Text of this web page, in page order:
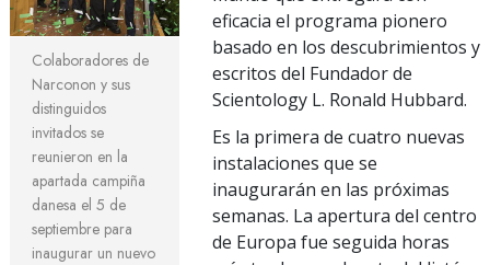
Colaboradores de
Narconon y sus
distinguidos
invitados se
reunieron en la
apartada campiña
danesa el 5 de
septiembre para
inaugurar un nuevo
eficacia el programa pionero
basado en los descubrimientos y
escritos del Fundador de
Scientology L. Ronald Hubbard.
Es la primera de cuatro nuevas
instalaciones que se
inaugurarán en las próximas
semanas. La apertura del centro
de Europa fue seguida horas